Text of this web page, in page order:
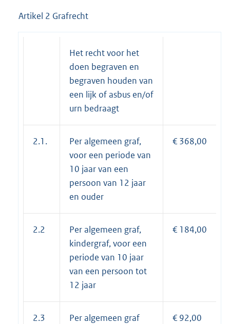
Artikel 2 Grafrecht
Het recht voor het
doen begraven en
begraven houden van
een lijk of asbus en/of
urn bedraagt
2.1.
Per algemeen graf,
voor een periode van
10 jaar van een
persoon van 12 jaar
en ouder
€ 368,00
2.2
Per algemeen graf,
kindergraf, voor een
periode van 10 jaar
van een persoon tot
12 jaar
€ 184,00
2.3
Per algemeen graf
€ 92,00